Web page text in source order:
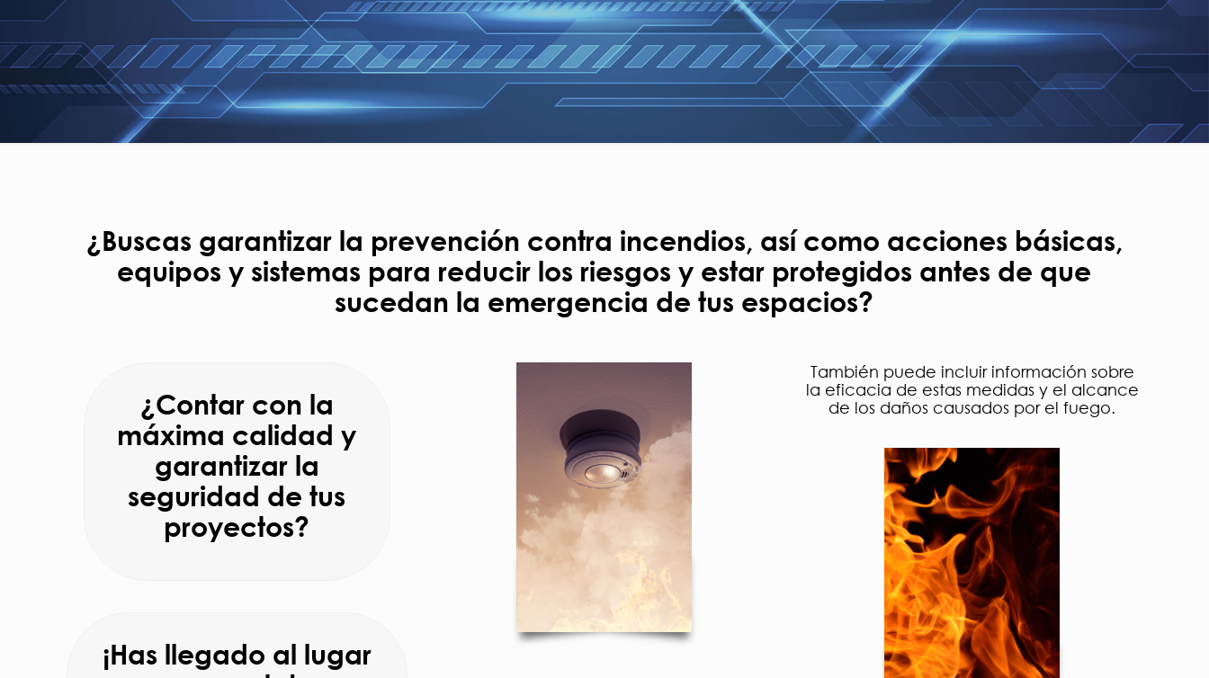
¿Buscas garantizar la prevención contra incendios, así como acciones básicas,
equipos y sistemas para reducir los riesgos y estar protegidos antes de que
sucedan la emergencia de tus espacios?
¿Contar con la
máxima calidad y
garantizar la
seguridad de tus
proyectos?
¡Has llegado al lugar
También puede incluir información sobre
la eficacia de estas medidas y el alcance
de los daños causados por el fuego.